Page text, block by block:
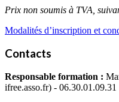
Prix non soumis à TVA,
Modalités d’inscription et
Contacts
Responsable formation :
ifree.asso.fr) - 06.30.01.09.31